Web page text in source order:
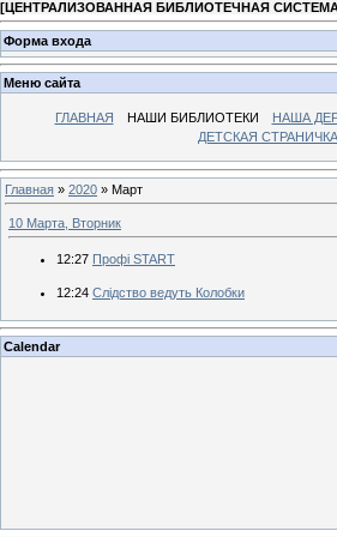
[ЦЕНТРАЛИЗОВАННАЯ БИБЛИОТЕЧНАЯ
Форма входа
Меню сайта
ГЛАВНАЯ НАШИ БИБЛИОТЕКИ НАША
ДЕТСКАЯ СТРАНИЧКА
Главная » 2020 » Март
10 Марта, Вторник
12:27 Профі START
12:24 Слідство ведуть Колобки
Calendar